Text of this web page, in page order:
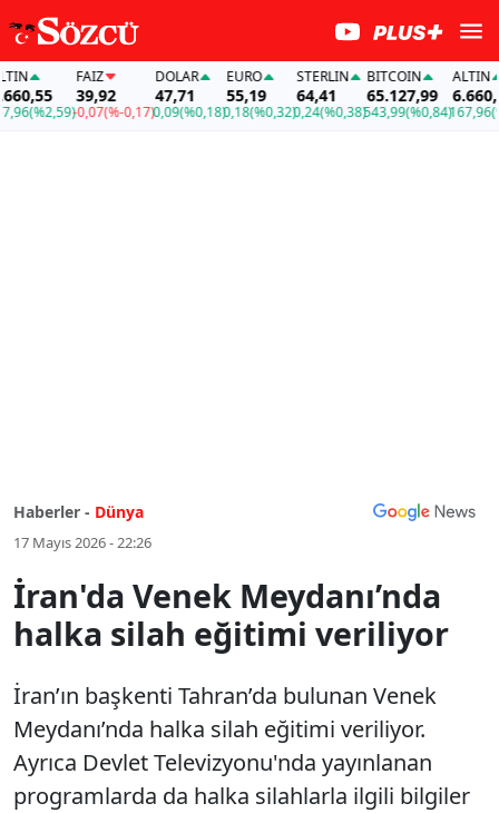
(%2,59)
FAİZ
39,92
-0,07(%-0,17)
DOLAR
47,71
0,09(%0,18)
EURO
55,19
0,18(%0,32)
STERLIN
64,41
0,24(%0,38)
BITCOIN
65.127,99
543,99(%0,84)
ALTIN
6.660,55
167,96
Haberler - Dünya
17 Mayıs 2026 - 22:26
İran'da Venek Meydanı’nda
halka silah eğitimi veriliyor
İran’ın başkenti Tahran’da bulunan Venek
Meydanı’nda halka silah eğitimi veriliyor.
Ayrıca Devlet Televizyonu'nda yayınlanan
programlarda da halka silahlarla ilgili bilgiler